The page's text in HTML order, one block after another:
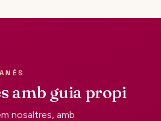
amb guia propi
nosaltres, amb